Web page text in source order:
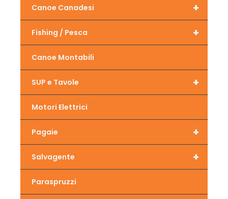
+
Canoe Canadesi
+
Fishing / Pesca
Canoe Montabili
+
SUP e Tavole
Motori Elettrici
+
Pagaie
+
Salvagente
Paraspruzzi